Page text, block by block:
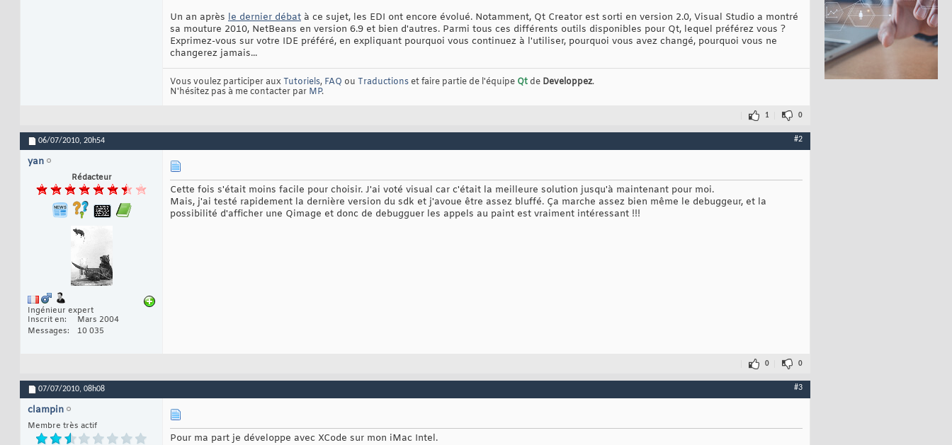
Un an après le dernier débat à ce sujet, les EDI ont encore évolué. Notamment, Qt Creator est sorti en version 2.0, Visual Studio a montré
sa mouture 2010, NetBeans en version 6.9 et bien d'autres. Parmi tous ces différents outils disponibles pour Qt, lequel préférez vous ?
Exprimez-vous sur votre IDE préféré, en expliquant pourquoi vous continuez à l'utiliser, pourquoi vous avez changé, pourquoi vous ne
changerez jamais...
Vous voulez participer auxTutoriels, FAQ ou Traductionset faire partie de l'équipe Qt de Developpez.
N'hésitez pas à me contacter par MP.
1 0
06/07/2010, 20h54 #2
yan
Rédacteur
Ingénieur expert
Inscrit en
Mars 2004
Messages
10 035
Cette fois s'était moins facile pour choisir. J'ai voté visual car c'était la meilleure solution jusqu'à maintenant pour moi.
Mais, j'ai testé rapidement la dernière version du sdk et j'avoue être assez bluffé. Ça marche assez bien même le debuggeur, et la
possibilité d'afficher une Qimage et donc de debugguer les appels au paint est vraiment intéressant !!!
0 0
07/07/2010, 08h08 #3
clampin
Membre très actif
Pour ma part je développe avec XCode sur mon iMac Intel.